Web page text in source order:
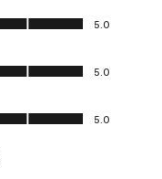
5.0
5.0
5.0